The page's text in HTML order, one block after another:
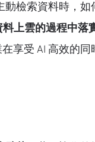
動檢索資料時，如
料上雲的過程中落
享受 AI 高效的